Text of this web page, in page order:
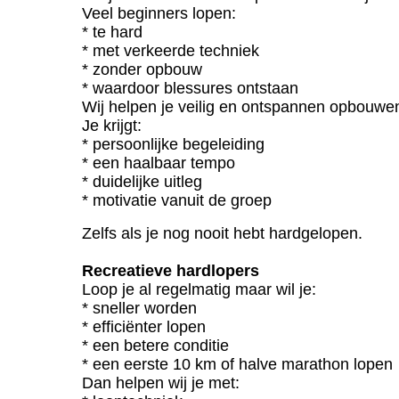
Veel beginners lopen:
* te hard
* met verkeerde techniek
* zonder opbouw
* waardoor blessures ontstaan
Wij helpen je veilig en ontspannen
Je krijgt:
* persoonlijke begeleiding
* een haalbaar tempo
* duidelijke uitleg
* motivatie vanuit de groep
Zelfs als je nog nooit hebt hardgelopen.
Recreatieve hardlopers
Loop je al regelmatig maar wil je:
* sneller worden
* efficiënter lopen
* een betere conditie
* een eerste 10 km of halve marathon lopen
Dan helpen wij je met: